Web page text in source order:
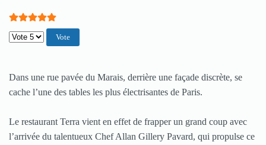
Veuillez voter
Dans une rue pavée du Marais, derrière une façade discrète, se
cache l’une des tables les plus électrisantes de Paris.
Le restaurant Terra vient en effet de frapper un grand coup avec
l’arrivée du talentueux Chef Allan Gillery Pavard, qui propulse ce